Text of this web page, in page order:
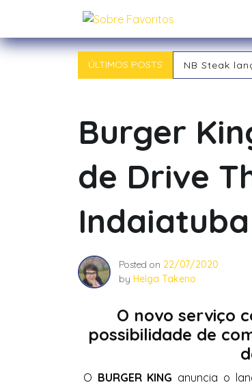
content
Sobre
ÚLTIMOS POSTS NB Steak
Outback
O RPG:
Já
Burger
de Drive
Indaiatuba
Posted on 22/07/2020
by Helga Takeno
O novo serviço
possibilidade de
O BURGER KING anuncia o